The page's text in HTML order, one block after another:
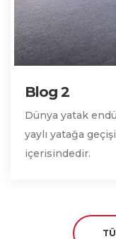
Blog 2
Dünya yatak
yaylı yatağa
içerisindedir.